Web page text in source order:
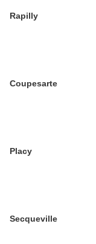
Rapilly
Coupesarte
Placy
Secqueville